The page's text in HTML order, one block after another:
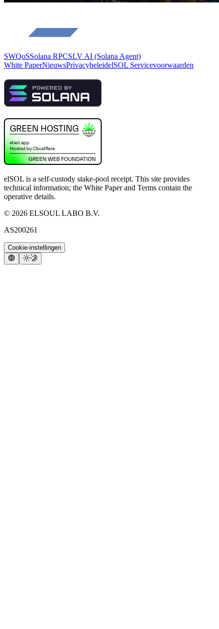
SWQoSSolana RPCSLV AI (Solana Agent)
White PaperNieuwsPrivacybeleidelSOL Servicevoorwaarden
elSOL is a self-custody stake-pool receipt. This site provides
technical information; the White Paper and Terms contain the
operative details.
© 2026 ELSOUL LABO B.V.
AS200261
Cookie-instellingen